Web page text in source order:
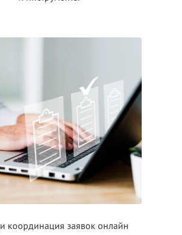
и координация заявок онлайн